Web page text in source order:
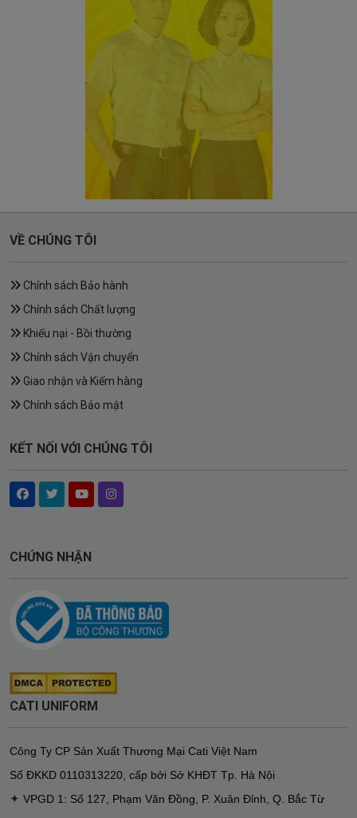
VỀ CHÚNG TÔI
Chính sách Bảo hành
Chính sách Chất lượng
Khiếu nại - Bồi thường
Chính sách Vận chuyển
Giao nhận và Kiểm hàng
Chính sách Bảo mật
KẾT NỐI VỚI CHÚNG TÔI
CHỨNG NHẬN
CATI UNIFORM
Công Ty CP Sản Xuất Thương Mại Cati Việt Nam
Số ĐKKD 0110313220 cấp bởi Sở KHĐT Tp. Hà Nội
✦ VPGD 1: Số 127, Phạm Văn Đồng, P. Xuân Đỉnh, Q. Bắc Từ